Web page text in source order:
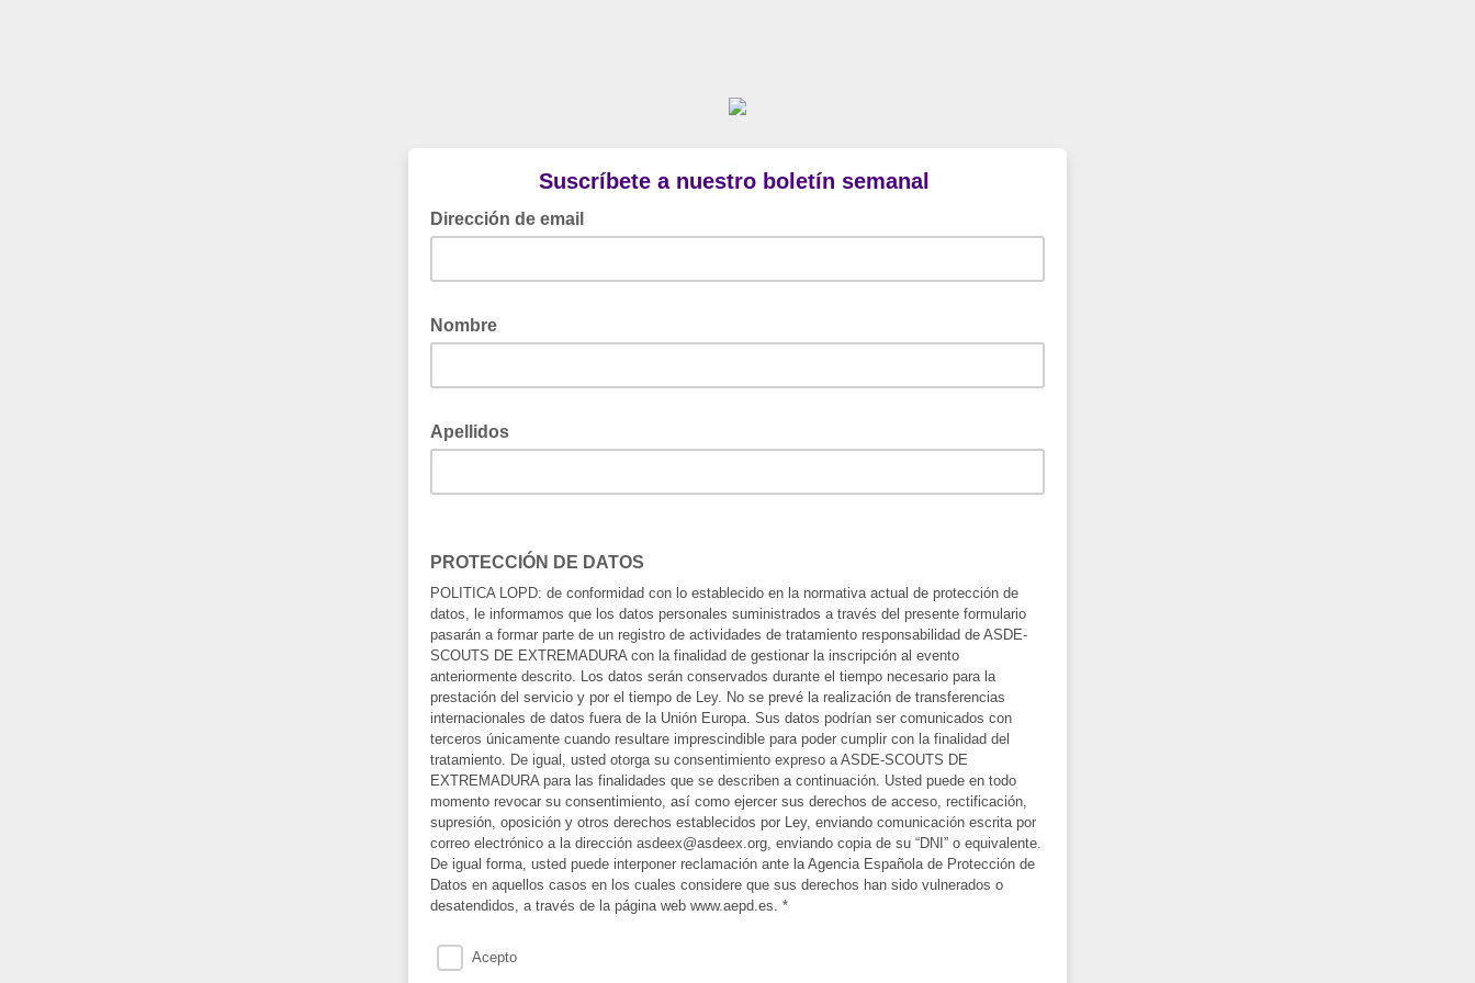
Suscríbete a nuestro boletín semanal
Dirección de email
Nombre
Apellidos
PROTECCIÓN DE DATOS
POLITICA LOPD: de conformidad con lo establecido en la normativa actual de protección de
datos, le informamos que los datos personales suministrados a través del presente formulario
pasarán a formar parte de un registro de actividades de tratamiento responsabilidad de ASDE-
SCOUTS DE EXTREMADURA con la finalidad de gestionar la inscripción al evento
anteriormente descrito. Los datos serán conservados durante el tiempo necesario para la
prestación del servicio y por el tiempo de Ley. No se prevé la realización de transferencias
internacionales de datos fuera de la Unión Europa. Sus datos podrían ser comunicados con
terceros únicamente cuando resultare imprescindible para poder cumplir con la finalidad del
tratamiento. De igual, usted otorga su consentimiento expreso a ASDE-SCOUTS DE
EXTREMADURA para las finalidades que se describen a continuación. Usted puede en todo
momento revocar su consentimiento, así como ejercer sus derechos de acceso, rectificación,
supresión, oposición y otros derechos establecidos por Ley, enviando comunicación escrita por
correo electrónico a la dirección asdeex@asdeex.org, enviando copia de su “DNI” o equivalente.
De igual forma, usted puede interponer reclamación ante la Agencia Española de Protección de
Datos en aquellos casos en los cuales considere que sus derechos han sido vulnerados o
desatendidos, a través de la página web www.aepd.es. *
Acepto